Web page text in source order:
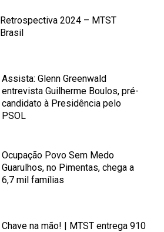
Retrospectiva 2024 – MTST
Brasil
Assista: Glenn Greenwald
entrevista Guilherme Boulos, pré-
candidato à Presidência pelo
PSOL
Ocupação Povo Sem Medo
Guarulhos, no Pimentas, chega a
6,7 mil famílias
Chave na mão! | MTST entrega 910